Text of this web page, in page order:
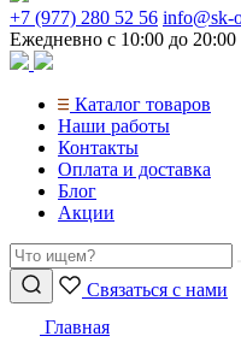
+7 (977) 280 52 56 info@sk-
Ежедневно с 10:00 до 20:00
Каталог товаров
Наши работы
Контакты
Оплата и доставка
Блог
Акции
Связаться с нами
Главная